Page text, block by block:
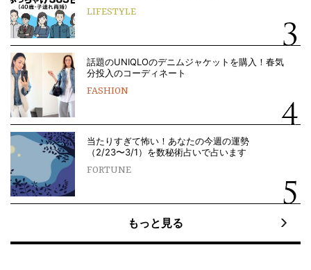
LIFESTYLE
話題のUNIQLOのデニムジャケットを購入！春気
分投入のコーディネート
FASHION
当たりすぎて怖い！あなたの今週の運勢
（2/23〜3/1）を数秘術占いで占います
FORTUNE
もっと見る